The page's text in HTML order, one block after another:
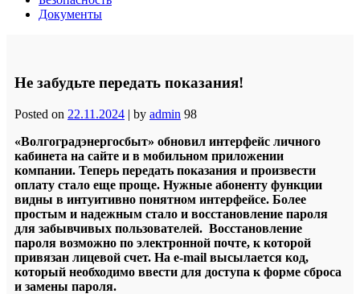
Документы
Не забудьте передать показания!
Posted on 22.11.2024 | by admin 98
«Волгоградэнергосбыт» обновил интерфейс личного
кабинета на сайте и в мобильном приложении
компании. Теперь передать показания и произвести
оплату стало еще проще. Нужные абоненту функции
видны в интуитивно понятном интерфейсе. Более
простым и надежным стало и восстановление пароля
для забывчивых пользователей. Восстановление
пароля возможно по электронной почте, к которой
привязан лицевой счет. На e-mail высылается код,
который необходимо ввести для доступа к форме сброса
и замены пароля.